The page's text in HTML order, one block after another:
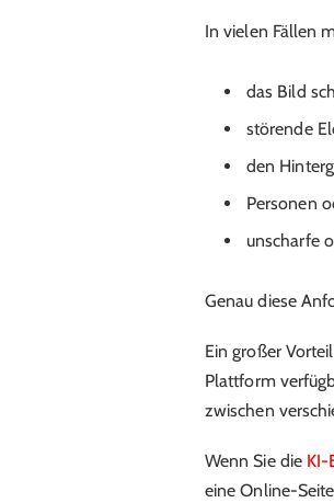
In vielen Fällen
das Bild
störende
den
Personen
unscharfe
Genau diese
Ein großer
Plattform
zwischen
Wenn Sie die KI-
eine Online-